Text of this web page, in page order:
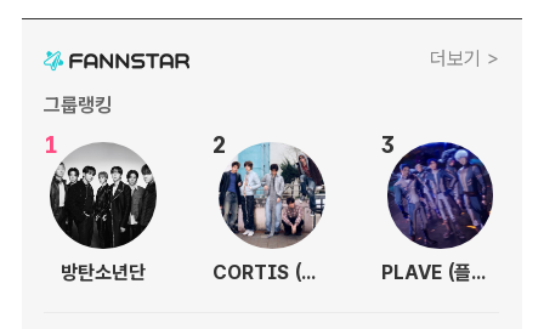
더보기 >
그룹랭킹
1
방탄소년단
2
CORTIS (코르티스)
3
PLAVE (플레이브)